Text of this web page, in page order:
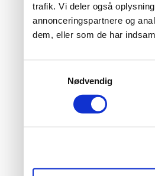
trafik. Vi deler også
annonceringspartnere og
dem, eller som de har
Nødvendig